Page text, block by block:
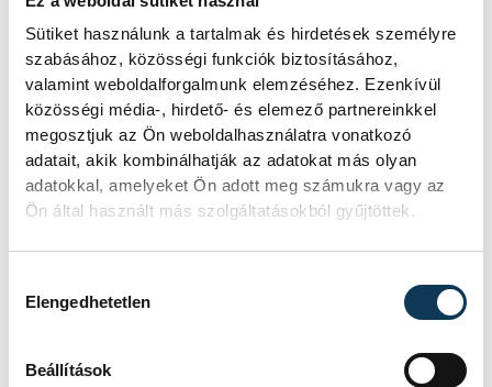
Sütiket használunk a tartalmak és hirdetések személyre
szabásához, közösségi funkciók biztosításához,
valamint weboldalforgalmunk elemzéséhez. Ezenkívül
közösségi média-, hirdető- és elemező partnereinkkel
megosztjuk az Ön weboldalhasználatra vonatkozó
adatait, akik kombinálhatják az adatokat más olyan
adatokkal, amelyeket Ön adott meg számukra vagy az
Ön által használt más szolgáltatásokból gyűjtöttek.
Elengedhetetlen
Beállítások
Gerstmár Ferenc
Együtt Veszprémért
Adamecz Zoltán
SZERZŐ
Patrik